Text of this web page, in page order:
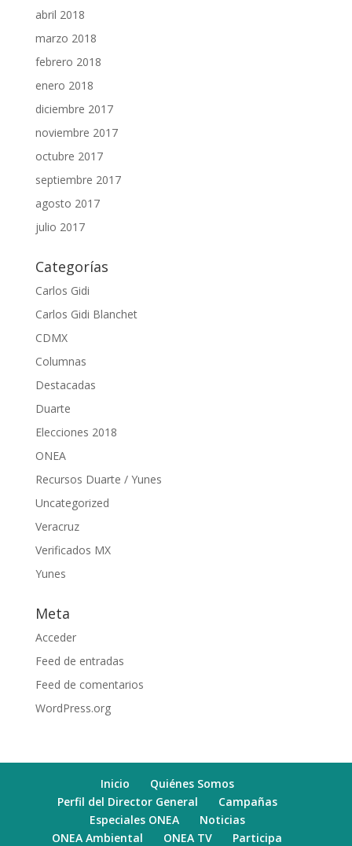
abril 2018
marzo 2018
febrero 2018
enero 2018
diciembre 2017
noviembre 2017
octubre 2017
septiembre 2017
agosto 2017
julio 2017
Categorías
Carlos Gidi
Carlos Gidi Blanchet
CDMX
Columnas
Destacadas
Duarte
Elecciones 2018
ONEA
Recursos Duarte / Yunes
Uncategorized
Veracruz
Verificados MX
Yunes
Meta
Acceder
Feed de entradas
Feed de comentarios
WordPress.org
Inicio
Quiénes Somos
Perfil del Director General
Campañas
Especiales ONEA
Noticias
ONEA Ambiental
ONEA TV Participa